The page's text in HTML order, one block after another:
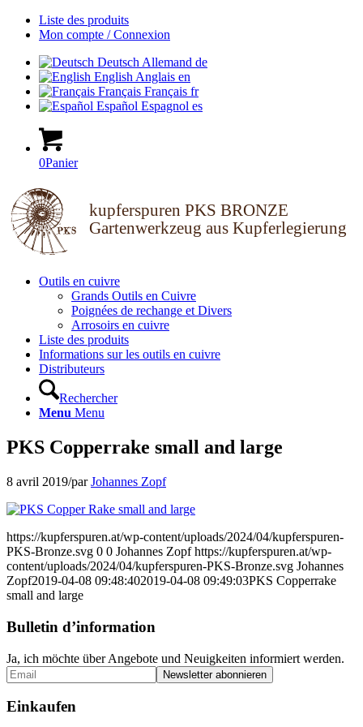
Liste des produits
Mon compte / Connexion
Deutsch Allemand de
English Anglais en
Français Français fr
Español Espagnol es
0Panier
kupferspuren PKS BRONZE
Gartenwerkzeug aus Kupferlegierung
Outils en cuivre
Grands Outils en Cuivre
Poignées de rechange et Divers
Arrosoirs en cuivre
Liste des produits
Informations sur les outils en cuivre
Distributeurs
Rechercher
Menu Menu
PKS Copperrake small and large
8 avril 2019/parJohannes Zopf
https://kupferspuren.at/wp-content/uploads/2024/04/kupferspuren-
PKS-Bronze.svg 0 0 Johannes Zopf https://kupferspuren.at/wp-
content/uploads/2024/04/kupferspuren-PKS-Bronze.svg Johannes
Zopf2019-04-08 09:48:402019-04-08 09:49:03PKS Copperrake
small and large
Bulletin d’information
Ja, ich möchte über Angebote und Neuigkeiten informiert werden.
Einkaufen